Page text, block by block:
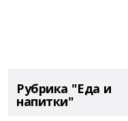
Рубрика "Еда и
напитки"